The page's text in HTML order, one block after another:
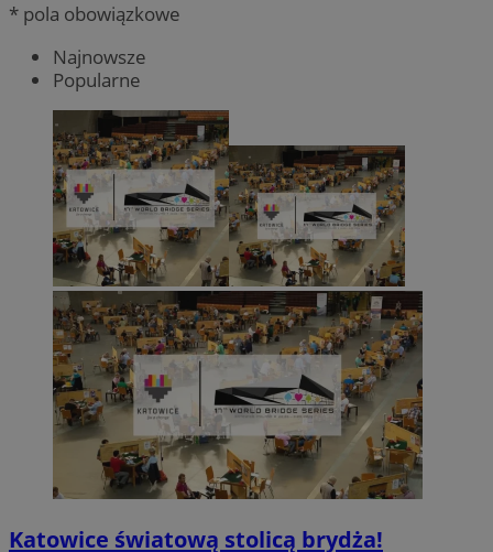
* pola obowiązkowe
Najnowsze
Popularne
Katowice światową stolicą brydża!